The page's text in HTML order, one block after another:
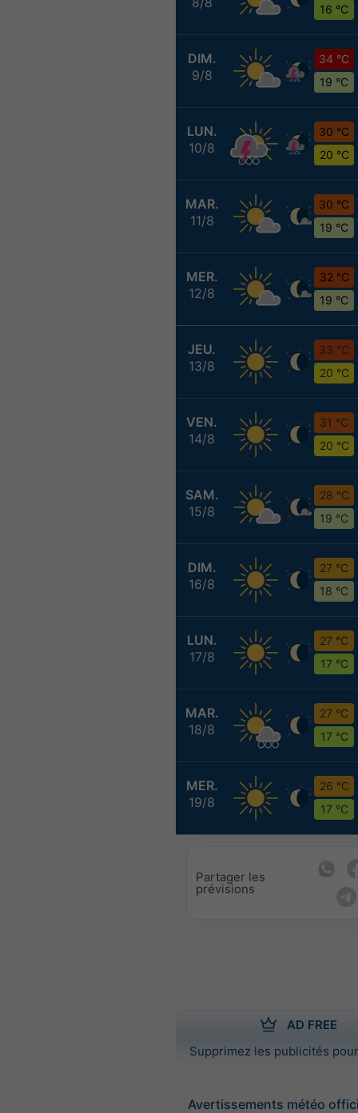
16 °C
DIM.
9/8
34 °C
19 °C
LUN.
10/8
30 °C
20 °C
MAR.
11/8
30 °C
19 °C
MER.
12/8
32 °C
19 °C
JEU.
13/8
33 °C
20 °C
VEN.
14/8
31 °C
20 °C
SAM.
15/8
28 °C
19 °C
DIM.
16/8
27 °C
18 °C
LUN.
17/8
27 °C
17 °C
MAR.
18/8
27 °C
17 °C
MER.
19/8
26 °C
17 °C
Partager les
prévisions
AD FREE
Supprimez les publicités
Avertissements météo